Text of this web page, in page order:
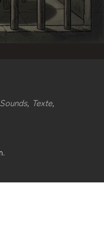
Texte,
.